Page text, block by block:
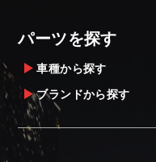
パーツを探す
車種から探す
ブランドから探す